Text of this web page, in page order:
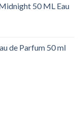
50 ML Eau
de Parfum 50 ml